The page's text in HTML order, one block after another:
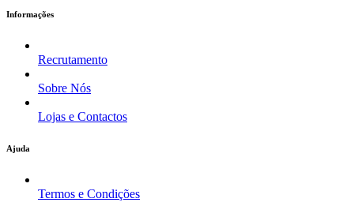
Informações
Recrutamento
Sobre Nós
Lojas e Contactos
Ajuda
Termos e Condições